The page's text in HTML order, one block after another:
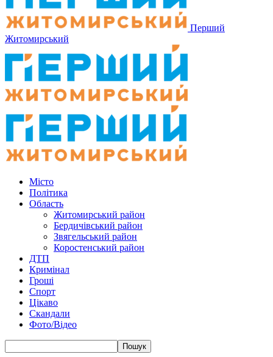
Перший
Житомирський
Місто
Політика
Область
Житомирський район
Бердичівський район
Звягельський район
Коростенський район
ДТП
Кримінал
Гроші
Спорт
Цікаво
Скандали
Фото/Відео